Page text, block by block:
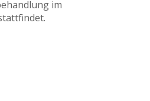
im